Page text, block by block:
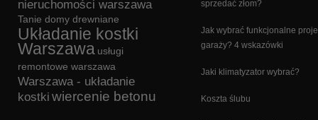
nieruchomości warszawa
Tanie domy drewniane
Układanie kostki
Warszawa usługi
remontowe warszawa
Warszawa - układanie
kostki wiercenie betonu
sprzedać złom?
Jak wybrać funkcjonalne
garaży? 4 wskazówki
Jaki klimatyzator wybrać?
Koszta ślubu